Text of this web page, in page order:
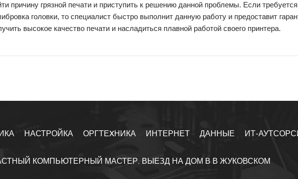
причину грязной печати и приступить к решению данной проблемы. Если
головки, то специалист быстро выполнит данную работу и предоставит
высокое качество печати и насладиться плавной работой своего принтера.
НАСТРОЙКА ОРГТЕXНИКА ИНТЕРНЕТ ДАННЫЕ ИТ-
КОМПЬЮТЕРНЫЙ МАСТЕР. ВЫЕЗД НА ДОМ В В ЖУКОВСКОМ